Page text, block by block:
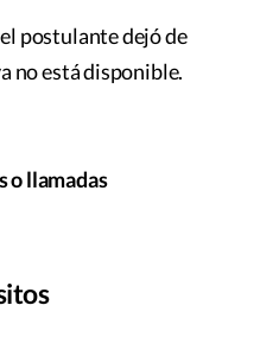
postulante dejó de
no está disponible.
o llamadas